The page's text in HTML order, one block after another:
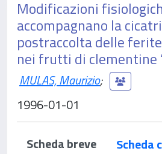
Modificazioni
accompagnano la
postraccolta delle
nei frutti di clementine
MULAS, Maurizio;
1996-01-01
Scheda breve
Scheda